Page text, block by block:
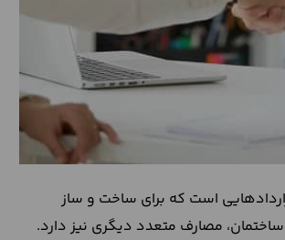
است که برای ساخت و ساز
مصارف متعدد دیگری نیز دارد.